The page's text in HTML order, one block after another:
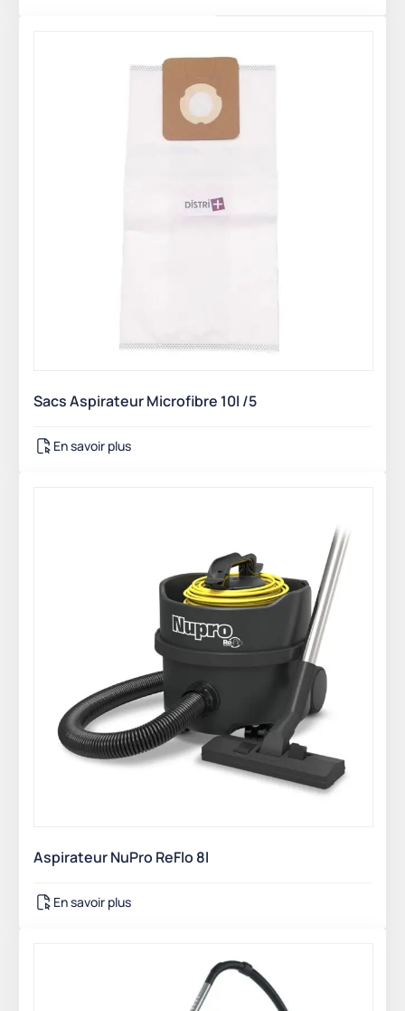
Sacs Aspirateur Microfibre 10l /5
En savoir plus
Aspirateur NuPro ReFlo 8l
En savoir plus